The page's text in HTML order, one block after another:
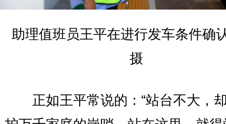
助理值班员王平在进行发车条件确
摄
正如王平常说的：“站台不大，